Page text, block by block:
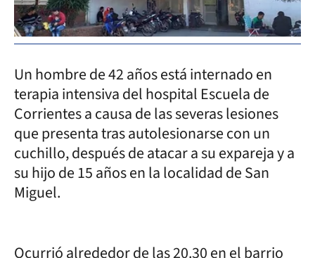
Un hombre de 42 años está internado en
terapia intensiva del hospital Escuela de
Corrientes a causa de las severas lesiones
que presenta tras autolesionarse con un
cuchillo, después de atacar a su expareja y a
su hijo de 15 años en la localidad de San
Miguel.
Ocurrió alrededor de las 20.30 en el barrio